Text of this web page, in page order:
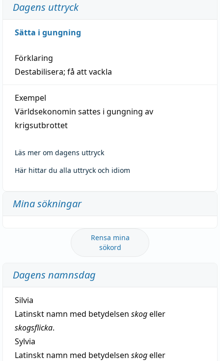
Dagens uttryck
Sätta i gungning
Förklaring
Destabilisera; få att vackla
Exempel
Världsekonomin sattes i gungning av
krigsutbrottet
Läs mer om dagens uttryck
Här hittar du alla uttryck och idiom
Mina sökningar
Rensa mina
sökord
Dagens namnsdag
Silvia
Latinskt namn med betydelsen skogeller
skogsflicka.
Sylvia
Latinskt namn med betydelsen skogeller